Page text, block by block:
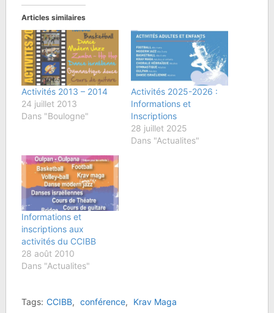
Articles similaires
Activités 2013 – 2014
24 juillet 2013
Dans "Boulogne"
Activités 2025-2026 :
Informations et
Inscriptions
28 juillet 2025
Dans "Actualites"
Informations et
inscriptions aux
activités du CCIBB
28 août 2010
Dans "Actualites"
Tags: CCIBB, conférence, Krav Maga